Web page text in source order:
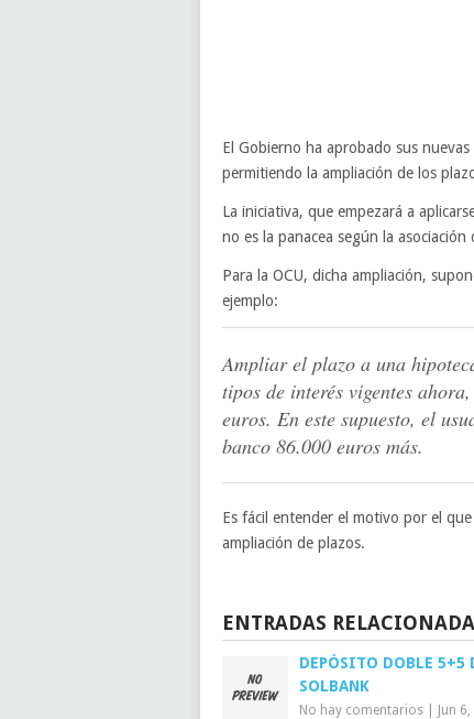
El Gobierno ha aprobado sus
permitiendo la ampliación de los
La iniciativa, que empezará a
no es la panacea según la asociación
Para la OCU, dicha ampliación,
ejemplo:
Ampliar el plazo a una
tipos de interés vigentes
euros. En este supuesto, el
banco 86.000 euros más.
Es fácil entender el motivo por el que
ampliación de plazos.
ENTRADAS
DEPÓSITO DOBLE 5+5
SOLBANK
No hay comentarios Jun